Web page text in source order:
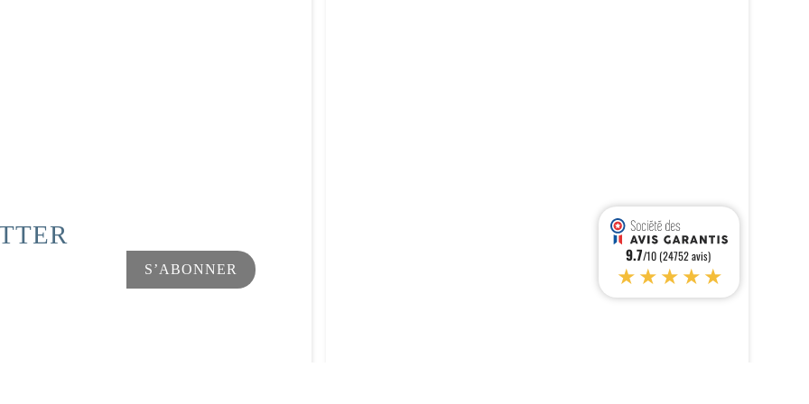
de confidentialité, en garantissant la conformité avec les réglementations. Personnalisez vos préférences pour
9.7/10 (24752 avis)
★★★★★